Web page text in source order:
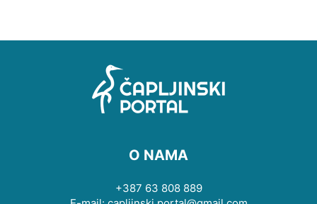
O NAMA
+387 63 808 889